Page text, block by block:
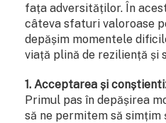
fața adversităților. În
câteva sfaturi valoroase
depășim momentele
viață plină de reziliență și
1. Acceptarea și
Primul pas în depășirea
să ne permitem să